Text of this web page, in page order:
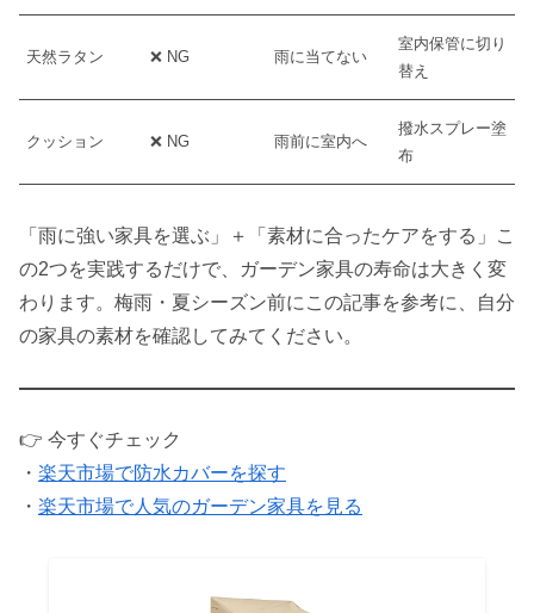
天然ラタン ❌ NG 雨に当てない
室内保管に切り
替え
クッション ❌ NG 雨前に室内へ
撥水スプレー塗
布
「雨に強い家具を選ぶ」＋「素材に合ったケアをする」こ
の2つを実践するだけで、ガーデン家具の寿命は大きく変
わります。梅雨・夏シーズン前にこの記事を参考に、自分
の家具の素材を確認してみてください。
👉 今すぐチェック
・ 楽天市場で防水カバーを探す
・ 楽天市場で人気のガーデン家具を見る